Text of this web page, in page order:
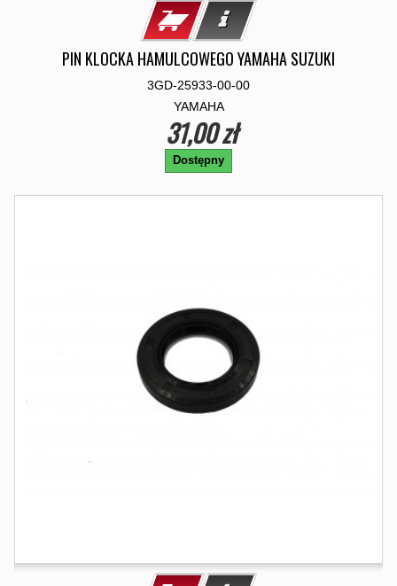
PIN KLOCKA HAMULCOWEGO YAMAHA SUZUKI
3GD-25933-00-00
YAMAHA
31,00 zł
Dostępny